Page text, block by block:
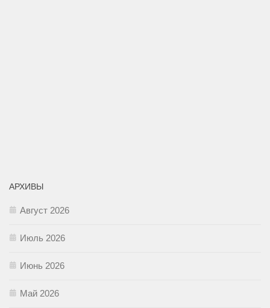
АРХИВЫ
Август 2026
Июль 2026
Июнь 2026
Май 2026